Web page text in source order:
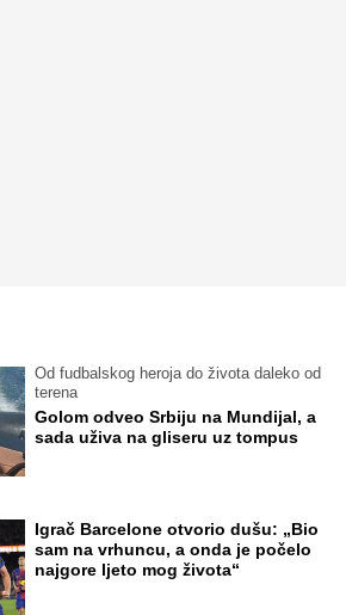
Od fudbalskog heroja do života daleko od
terena
Golom odveo Srbiju na Mundijal, a
sada uživa na gliseru uz tompus
Igrač Barcelone otvorio dušu: „Bio
sam na vrhuncu, a onda je počelo
najgore ljeto mog života“